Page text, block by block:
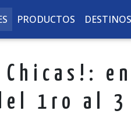
PRODUCTOS DESTINOS
Chicas!:
1ro al 3